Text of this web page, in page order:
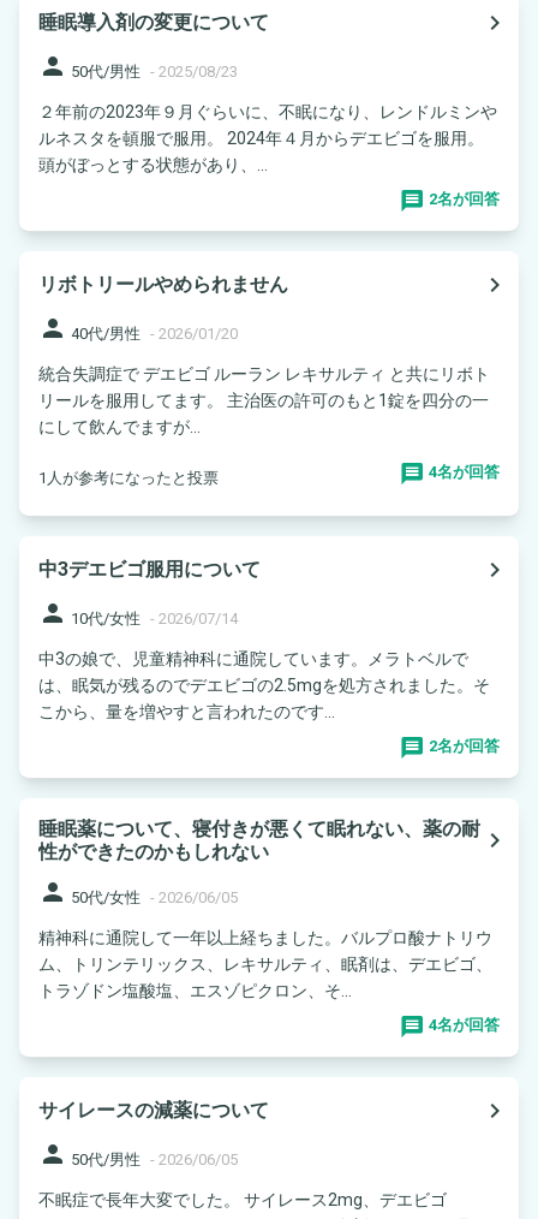
睡眠導入剤の変更について
navigate_next
person 50代/男性 - 2025/08/23
２年前の2023年９月ぐらいに、不眠になり、レンドルミンや
ルネスタを頓服で服用。 2024年４月からデエビゴを服用。
頭がぼっとする状態があり、...
2名が回答
リボトリールやめられません
navigate_next
person 40代/男性 - 2026/01/20
統合失調症で デエビゴ ルーラン レキサルティ と共にリボト
リールを服用してます。 主治医の許可のもと1錠を四分の一
にして飲んでますが...
1人が参考になったと投票 4名が回答
中3デエビゴ服用について
navigate_next
person 10代/女性 - 2026/07/14
中3の娘で、児童精神科に通院しています。メラトベルで
は、眠気が残るのでデエビゴの2.5mgを処方されました。そ
こから、量を増やすと言われたのです...
2名が回答
睡眠薬について、寝付きが悪くて眠れない、薬の耐
性ができたのかもしれない
navigate_next
person 50代/女性 - 2026/06/05
精神科に通院して一年以上経ちました。バルプロ酸ナトリウ
ム、トリンテリックス、レキサルティ、眠剤は、デエビゴ、
トラゾドン塩酸塩、エスゾピクロン、そ...
4名が回答
サイレースの減薬について
navigate_next
person 50代/男性 - 2026/06/05
不眠症で長年大変でした。 サイレース2mg、デエビゴ